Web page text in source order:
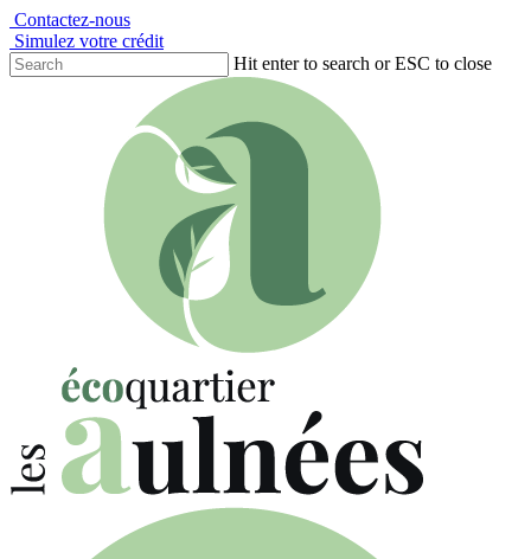
Contactez-nous
Simulez votre crédit
Hit enter to search or ESC to close